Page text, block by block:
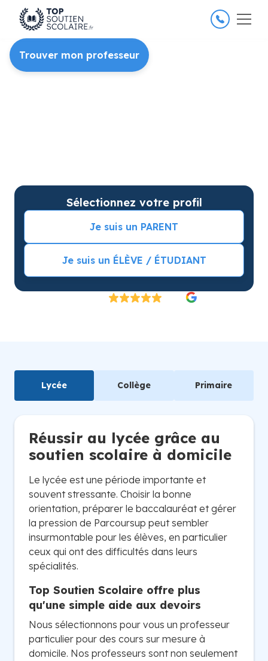
26 000 élèves satisfaits
Trouver mon professeur
Sélectionnez votre profil
Je suis un PARENT
Je suis un ÉLÈVE / ÉTUDIANT
Lycée Collège Primaire
Réussir au lycée grâce au
soutien scolaire à domicile
Le lycée est une période importante et
souvent stressante. Choisir la bonne
orientation, préparer le baccalauréat et gérer
la pression de Parcoursup peut sembler
insurmontable pour les élèves, en particulier
ceux qui ont des difficultés dans leurs
spécialités.
Top Soutien Scolaire offre plus
qu'une simple aide aux devoirs
Nous sélectionnons pour vous un professeur
particulier pour des cours sur mesure à
domicile. Nos professeurs sont non seulement